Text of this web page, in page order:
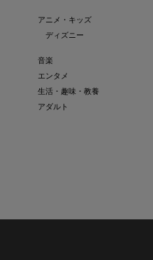
アニメ・キッズ
ディズニー
音楽
エンタメ
生活・趣味・教養
アダルト